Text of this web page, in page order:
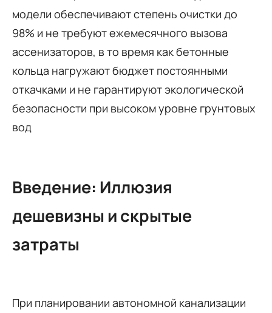
модели обеспечивают степень очистки до
98% и не требуют ежемесячного вызова
ассенизаторов, в то время как бетонные
кольца нагружают бюджет постоянными
откачками и не гарантируют экологической
безопасности при высоком уровне грунтовых
вод
Введение: Иллюзия
дешевизны и скрытые
затраты
При планировании автономной канализации